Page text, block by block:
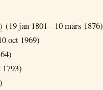
(19 jan 1801 - 10 mars 1876)
oct 1969)